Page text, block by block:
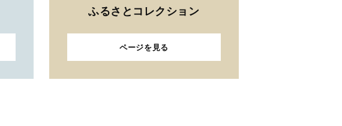
ふるさとコレクション
ページを見る